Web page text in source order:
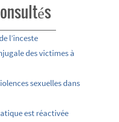
l’inceste
des victimes à
sexuelles dans
est réactivée